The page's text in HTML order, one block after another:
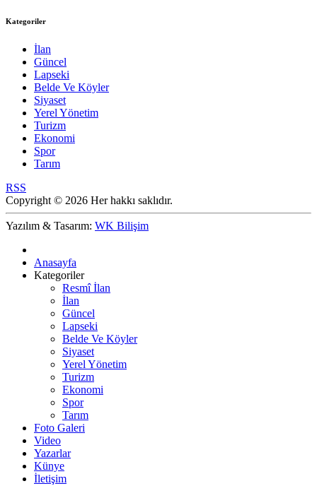
Kategoriler
İlan
Güncel
Lapseki
Belde Ve Köyler
Siyaset
Yerel Yönetim
Turizm
Ekonomi
Spor
Tarım
RSS
Copyright © 2026 Her hakkı saklıdır.
Yazılım & Tasarım: WK Bilişim
Anasayfa
Kategoriler
Resmî İlan
İlan
Güncel
Lapseki
Belde Ve Köyler
Siyaset
Yerel Yönetim
Turizm
Ekonomi
Spor
Tarım
Foto Galeri
Video
Yazarlar
Künye
İletişim